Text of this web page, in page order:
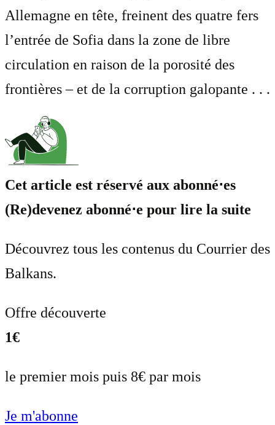
Allemagne en tête, freinent des quatre fers
l’entrée de Sofia dans la zone de libre
circulation en raison de la porosité des
frontières – et de la corruption galopante . . .
Cet article est réservé aux abonné⋅es
(Re)devenez abonné⋅e pour lire la suite
Découvrez tous les contenus du Courrier des
Balkans.
Offre découverte
1€
le premier mois puis 8€ par mois
Je m'abonne